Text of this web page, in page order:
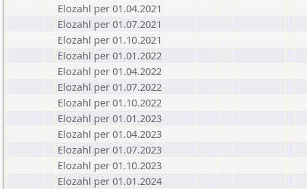
Elozahl per 01.04.2021
Elozahl per 01.07.2021
Elozahl per 01.10.2021
Elozahl per 01.01.2022
Elozahl per 01.04.2022
Elozahl per 01.07.2022
Elozahl per 01.10.2022
Elozahl per 01.01.2023
Elozahl per 01.04.2023
Elozahl per 01.07.2023
Elozahl per 01.10.2023
Elozahl per 01.01.2024